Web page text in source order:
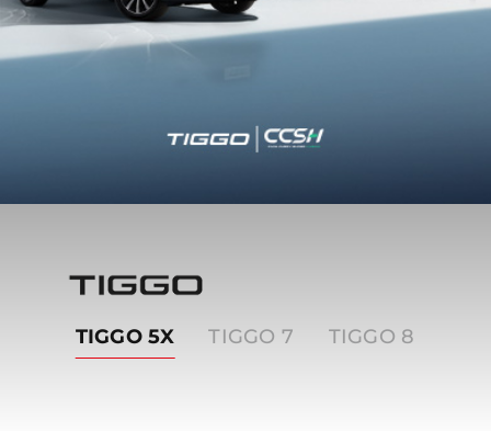
Tiggo
TIGGO 5X TIGGO 7 TIGGO 8